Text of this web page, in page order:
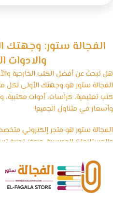
الفجالة ستور: وجهتك
والادوات
هل تبحث عن أفضل الكتب الخارجية
الفجالة ستور هو وجهتك الأولى لكل
كتب تعليمية، كراسات، أدوات
وأسعار في متناول الجميع!
الفجالة ستور هو متجر إلكتروني
والمستلزمات المدرسية، ويوفر تجربة
الأدوات المكتبية والكشاكيل.
نسعى في الفجالة ستور إلى تقديم